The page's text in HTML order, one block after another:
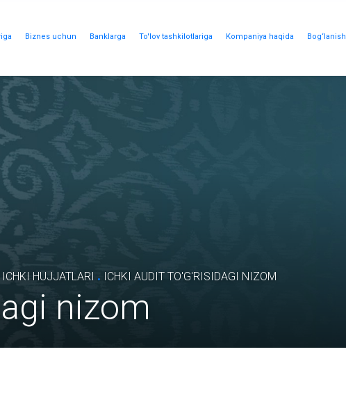
Biznes uchun Banklarga To'lov tashkilotlariga Kompaniya haqida Bog‘lanish
HUJJATLARI . ICHKI AUDIT TO'G'RISIDAGI NIZOM
nizom